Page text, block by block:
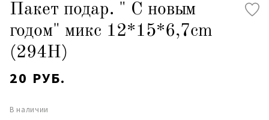
Пакет подар. " С новым
годом" микс 12*15*6,7cm
(294Н)
20 РУБ.
В наличии